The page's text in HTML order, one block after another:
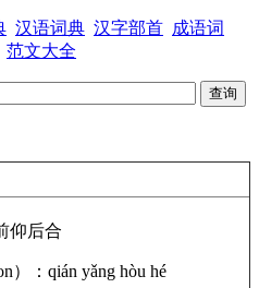
汉语词典 汉字部首 成语词
范文大全
仰后合
）：qián yǎng hòu hé